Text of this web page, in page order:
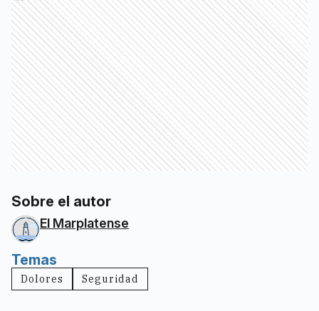
Sobre el autor
El Marplatense
Temas
Dolores Seguridad